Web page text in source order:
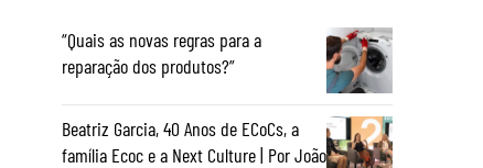
“Quais as novas regras para a
reparação dos produtos?”
Beatriz Garcia, 40 Anos de ECoCs, a
família Ecoc e a Next Culture | Por João